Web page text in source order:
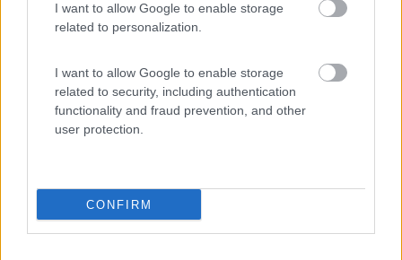
I want to allow Google to enable storage
related to personalization.
I want to allow Google to enable storage
related to security, including authentication
functionality and fraud prevention, and other
user protection.
CONFIRM
Ciao a tücc
___________________________________
vâr pussée la tòlla de l''òr
PROMOfino al 11/08/26
Area Sosta Camper Orobie
Ardesio(BG)